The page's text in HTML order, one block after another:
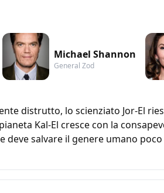
Michael Shannon
General Zod
distrutto, lo scienziato Jor-El
Kal-El cresce con la
salvare il genere umano